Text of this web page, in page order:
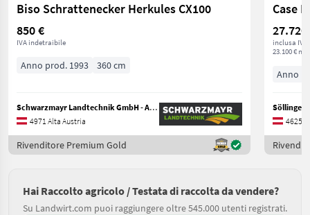
Biso Schrattenecker Herkules CX100
850 €
IVA indetraibile
Anno prod. 1993 360 cm
Schwarzmayr Landtechnik GmbH - Aurolzmünster
4971 Alta Austria
Rivenditore Premium Gold
Case
27.720
inclusa IVA
23.100 €
Anno
Söllinger
4625
Hai Raccolto agricolo / Testata di raccolta da vendere?
Su Landwirt.com puoi raggiungere oltre 545.000 utenti registrati.